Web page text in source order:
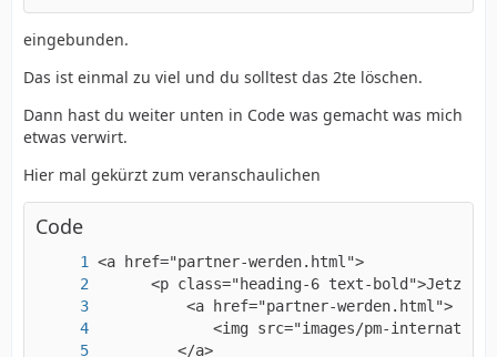
eingebunden.
Das ist einmal zu viel und du solltest das 2te löschen.
Dann hast du weiter unten in Code was gemacht was mich
etwas verwirt.
Hier mal gekürzt zum veranschaulichen
Code